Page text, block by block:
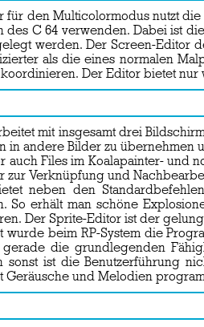
für den Multicolormodus nutzt
des C 64 verwenden. Dabei ist
werden. Der Screen-Editor
als die eines normalen
Der Editor bietet
mit insgesamt drei
in andere Bilder zu übernehmen
auch Files im Koalapainter- und
zur Verknüpfung und
neben den
So erhält man schöne
Der Sprite-Editor ist der
wurde beim RP-System die
die grundlegenden
sonst ist die Benutzerführung
Geräusche und Melodien